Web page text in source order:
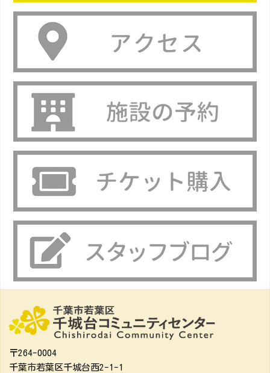
〒264-0004
千葉市若葉区千城台西2-1-1